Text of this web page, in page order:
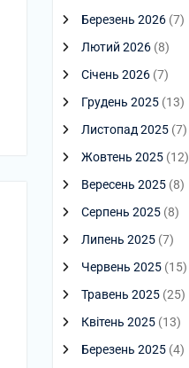
Березень 2026 (7)
Лютий 2026 (8)
Січень 2026 (7)
Грудень 2025 (13)
Листопад 2025 (7)
Жовтень 2025 (12)
Вересень 2025 (8)
Серпень 2025 (8)
Липень 2025 (7)
Червень 2025 (15)
Травень 2025 (25)
Квітень 2025 (13)
Березень 2025 (4)